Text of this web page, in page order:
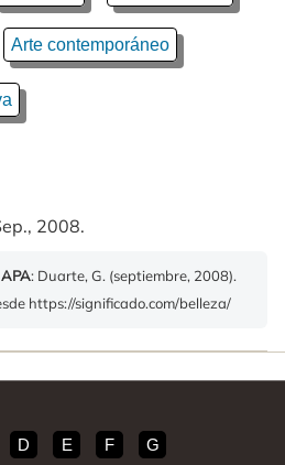
Arte contemporáneo
2008.
: Duarte, G. (septiembre, 2008).
https://significado.com/belleza/
D E F G